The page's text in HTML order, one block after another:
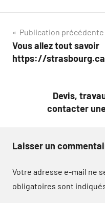
Navigation
de
Publication précédente
Vous allez tout savoir
https://
Devis,
contacter
Laisser un
Votre adresse e-mail ne
obligatoires sont